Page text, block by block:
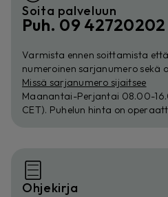
Soita palveluun
Puh. 09 42720202
Varmista ennen soittamista
numeroinen sarjanumero sekä
Missä sarjanumero sijaitsee
Maanantai-Perjantai 08.00-
CET). Puhelun hinta on
Ohjekirja